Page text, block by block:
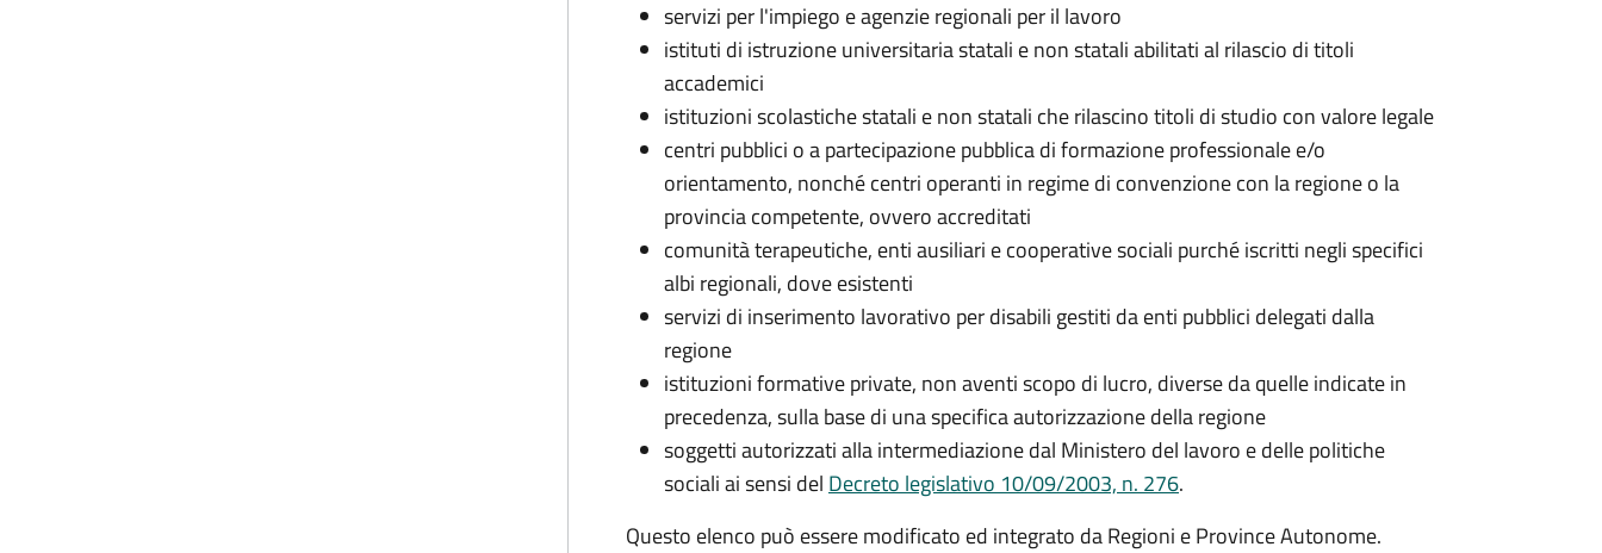
servizi per l'impiego e agenzie regionali per il lavoro
istituti di istruzione universitaria statali e non statali abilitati al rilascio di titoli
accademici
istituzioni scolastiche statali e non statali che rilascino titoli di studio con valore legale
centri pubblici o a partecipazione pubblica di formazione professionale e/o
orientamento, nonché centri operanti in regime di convenzione con la regione o la
provincia competente, ovvero accreditati
comunità terapeutiche, enti ausiliari e cooperative sociali purché iscritti negli specifici
albi regionali, dove esistenti
servizi di inserimento lavorativo per disabili gestiti da enti pubblici delegati dalla
regione
istituzioni formative private, non aventi scopo di lucro, diverse da quelle indicate in
precedenza, sulla base di una specifica autorizzazione della regione
soggetti autorizzati alla intermediazione dal Ministero del lavoro e delle politiche
sociali ai sensi del Decreto legislativo 10/09/2003, n. 276.
Questo elenco può essere modificato ed integrato da Regioni e Province Autonome.